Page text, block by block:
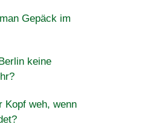
Gepäck im
keine
Kopf weh, wenn